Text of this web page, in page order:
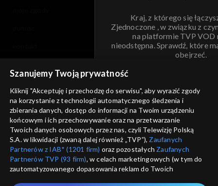
Kraj, z którego się
Zjednoczone , w związku z
na platformie TVP VOD
nieodstępna. Sprawdź, które
obejrzeć.
ANULUJ
informacje o dostawcy usług
Szanujemy Twoją prywatność
Kliknij "Akceptuję i przechodzę do serwisu", aby wyrazić zgody
na korzystanie z technologii automatycznego śledzenia i
zbierania danych, dostęp do informacji na Twoim urządzeniu
końcowym i ich przechowywanie oraz na przetwarzanie
Twoich danych osobowych przez nas, czyli Telewizję Polską
S.A. w likwidacji (zwaną dalej również „TVP”), Zaufanych
Partnerów z IAB* (1201 firm) oraz pozostałych Zaufanych
Partnerów TVP (93 firm), w celach marketingowych (w tym do
zautomatyzowanego dopasowania reklam do Twoich